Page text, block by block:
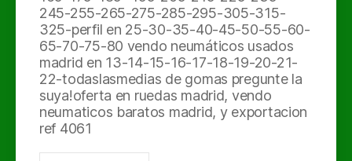
245-255-265-275-285-295-305-315-
325-perfil en 25-30-35-40-45-50-55-60-
65-70-75-80 vendo neumáticos usados
madrid en 13-14-15-16-17-18-19-20-21-
22-todaslasmedias de gomas pregunte la
suya!oferta en ruedas madrid, vendo
neumaticos baratos madrid, y exportacion
ref 4061